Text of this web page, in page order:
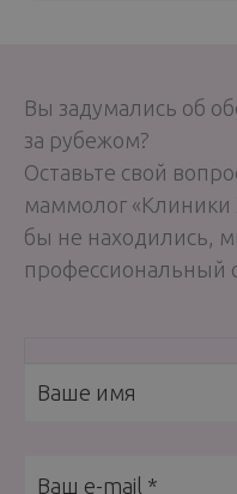
Вы задумались об
за рубежом?
Оставьте свой
маммолог «Клиники
бы не находились,
профессиональный